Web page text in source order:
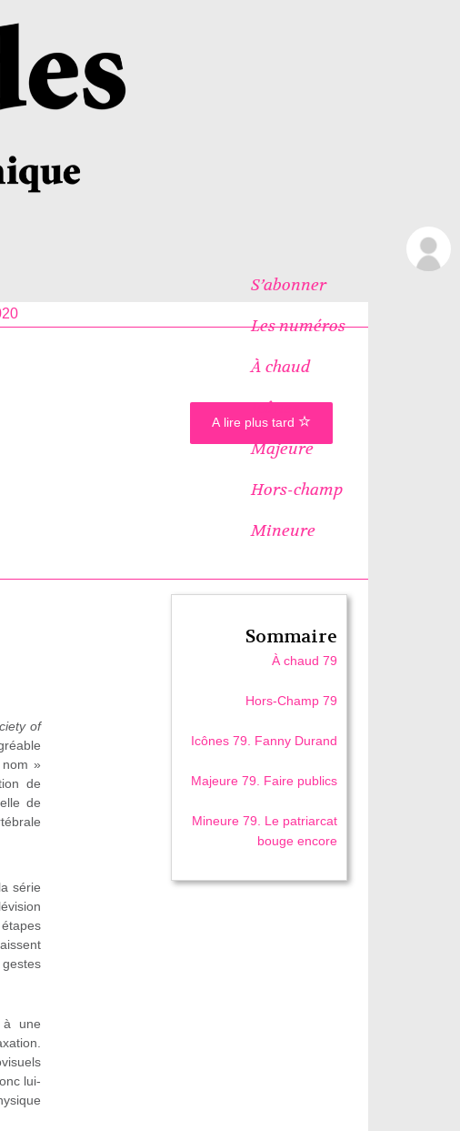
S’abonner
Les numéros
À chaud
Icônes
Majeure
Hors-champ
Mineure
of
»
de
de
série
à une
lui-
A lire plus tard
Sommaire
À chaud 79
Hors-Champ 79
Icônes 79. Fanny Durand
Majeure 79. Faire publics
Mineure 79. Le patriarcat
bouge encore